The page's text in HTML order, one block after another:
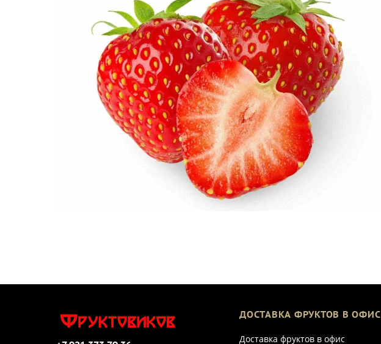
ДОСТАВКА ФРУКТОВ В ОФИС
Доставка фруктов в офис